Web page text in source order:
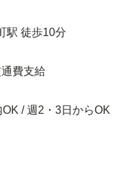
駅 徒歩10分
費支給
/ 週2・3日からOK